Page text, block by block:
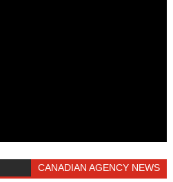
CANADIAN AGENCY NEWS